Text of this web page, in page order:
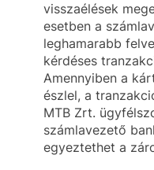
visszaélések
esetben a
leghamarabb
kérdéses
Amennyiben a
észlel, a
MTB Zrt.
számlavezető
egyeztethet a